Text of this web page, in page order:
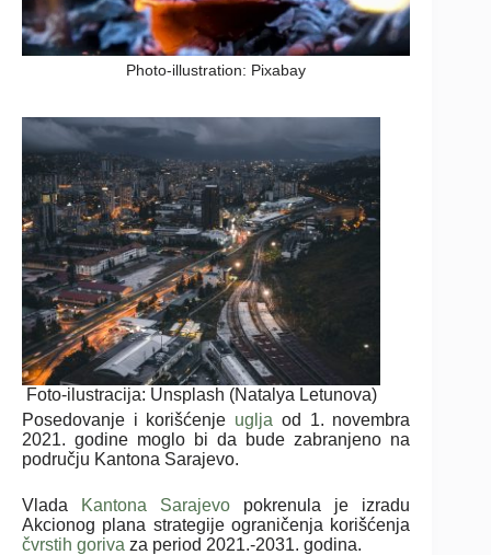
Photo-illustration: Pixabay
Foto-ilustracija: Unsplash (Natalya Letunova)
Posedovanje i korišćenje uglja od 1. novembra
2021. godine moglo bi da bude zabranjeno na
području Kantona Sarajevo.
Vlada Kantona Sarajevo pokrenula je izradu
Akcionog plana strategije ograničenja korišćenja
čvrstih goriva za period 2021.-2031. godina.